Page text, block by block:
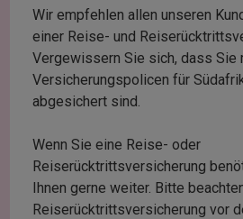
Wir empfehlen allen unseren
einer Reise- und
Vergewissern Sie sich, dass Sie
Versicherungspolicen für
abgesichert sind.
Wenn Sie eine Reise- oder
Reiserücktrittsversicherung
Ihnen gerne weiter. Bitte
Reiserücktrittsversicherung vor